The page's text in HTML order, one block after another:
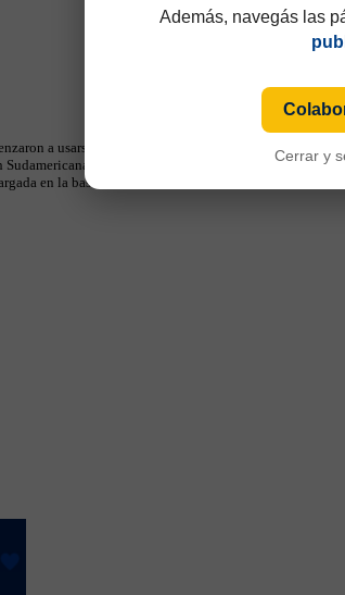
a usarse en 1949 y que hasta 1997 eran
se utiliza numeración fija desde sus
en la base.
Además, navegás las
Cerrar y